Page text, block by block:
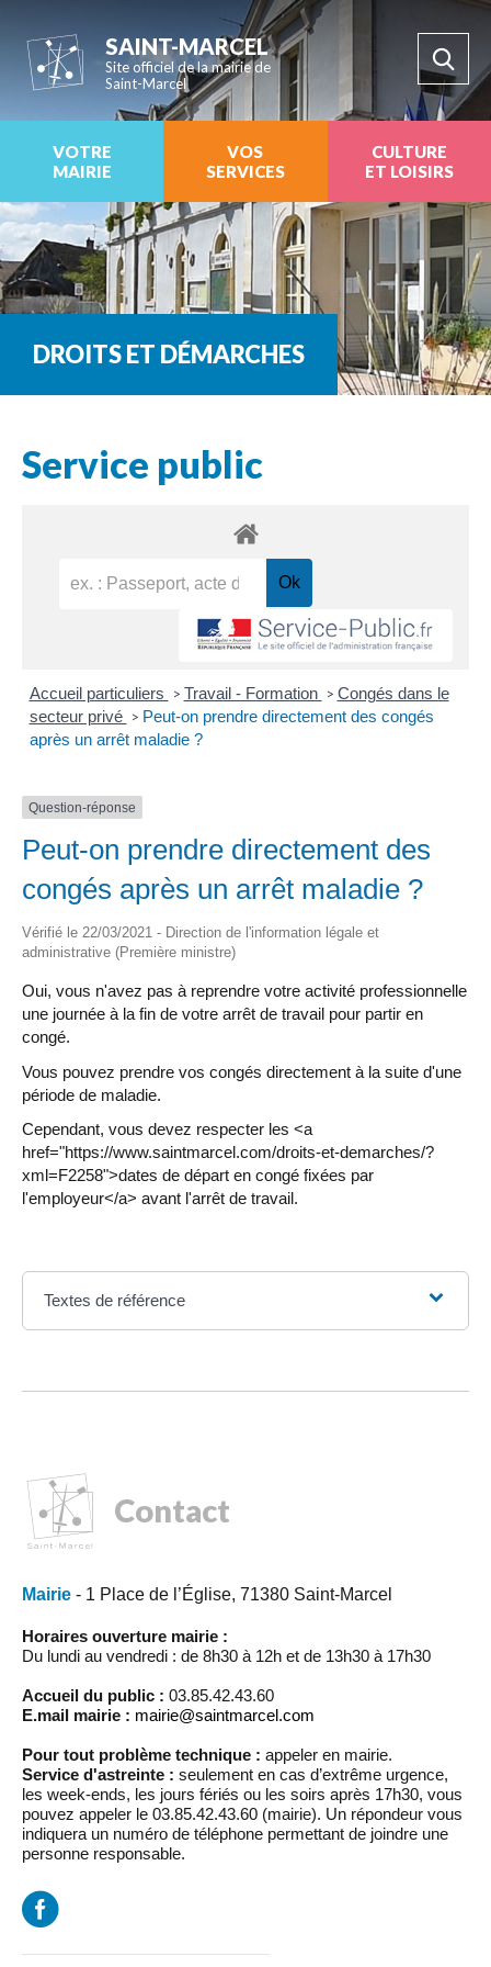
SAINT-MARCEL
Site officiel de la mairie de
Saint-Marcel
VOTRE
MAIRIE
VOS
SERVICES
CULTURE
ET LOISIRS
DROITS ET DÉMARCHES
Service public
Accueil particuliers > Travail - Formation > Congés dans le
secteur privé > Peut-on prendre directement des congés
après un arrêt maladie ?
Question-réponse
Peut-on prendre directement des
congés après un arrêt maladie ?
Vérifié le 22/03/2021 - Direction de l'information légale et
administrative (Première ministre)
Oui, vous n'avez pas à reprendre votre activité professionnelle
une journée à la fin de votre arrêt de travail pour partir en
congé.
Vous pouvez prendre vos congés directement à la suite d'une
période de maladie.
Cependant, vous devez respecter les <a
href="https://www.saintmarcel.com/droits-et-demarches/?
xml=F2258">dates de départ en congé fixées par
l'employeur</a> avant l'arrêt de travail.
Textes de référence
Contact
Mairie - 1 Place de l’Église, 71380 Saint-Marcel
Horaires ouverture mairie :
Du lundi au vendredi : de 8h30 à 12h et de 13h30 à 17h30
Accueil du public : 03.85.42.43.60
E.mail mairie : mairie@saintmarcel.com
Pour tout problème technique : appeler en mairie.
Service d'astreinte : seulement en cas d’extrême urgence,
les week-ends, les jours fériés ou les soirs après 17h30, vous
pouvez appeler le 03.85.42.43.60 (mairie). Un répondeur vous
indiquera un numéro de téléphone permettant de joindre une
personne responsable.